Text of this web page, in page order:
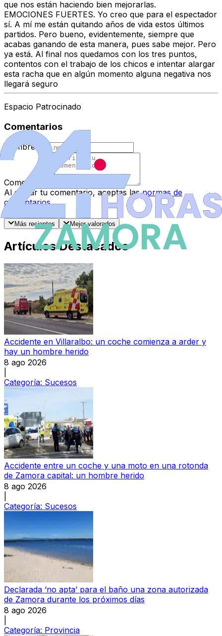
que nos están haciendo bien mejorarlas.
EMOCIONES FUERTES. Yo creo que para el espectador
sí. A mí me están quitando años de vida estos últimos
partidos. Pero bueno, evidentemente, siempre que
acabas ganando de esta manera, pues sabe mejor. Pero
ya está. Al final nos quedamos con los tres puntos,
contentos con el trabajo de los chicos e intentar alargar
esta racha que en algún momento alguna negativa nos
llegará seguro
Espacio Patrocinado
Comentarios
Nombre
Comentario
Al enviar tu comentario, aceptas las normas de
comentarios.
Más recientes
Mejor valorados
Artículos Destacados
Accidente en Villaralbo: un coche comienza a arder y
hay un hombre herido
8 ago 2026
Categoría: Sucesos
Accidente entre un coche y una moto en una rotonda
de Zamora capital: un hombre herido
8 ago 2026
Categoría: Sucesos
Declarada ‘no apta’ para el baño una zona autorizada
de Zamora durante los próximos días
8 ago 2026
Categoría: Provincia